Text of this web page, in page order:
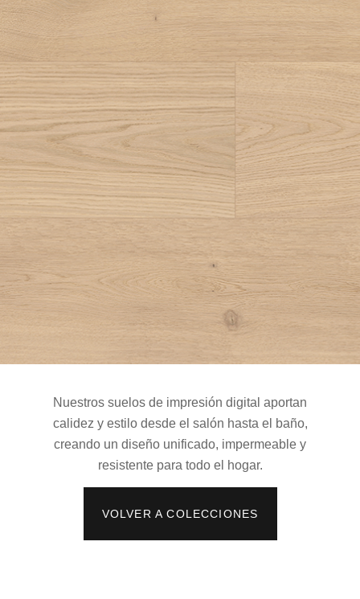
Nuestros suelos de impresión digital aportan
calidez y estilodesde el salón hasta el baño,
creando un diseño unificado, impermeable y
resistente para todo el hogar.
VOLVER A COLECCIONES